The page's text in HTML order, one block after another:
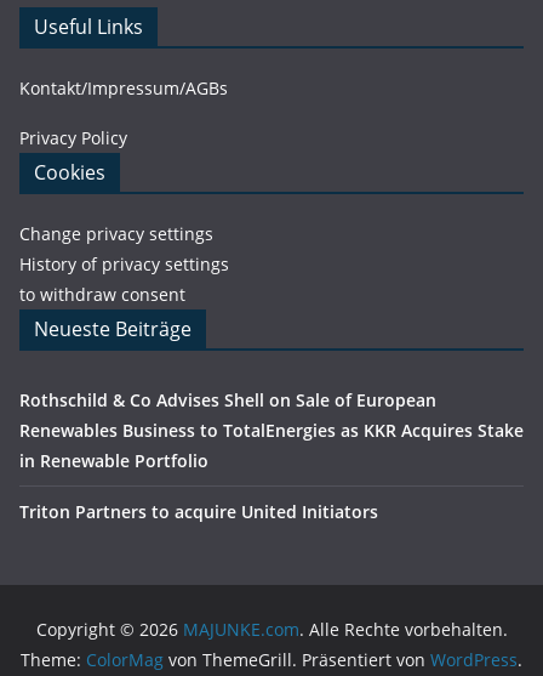
Useful Links
Kontakt/Impressum/AGBs
Privacy Policy
Cookies
Change privacy settings
History of privacy settings
to withdraw consent
Neueste Beiträge
Rothschild & Co Advises Shell on Sale of European
Renewables Business to TotalEnergies as KKR Acquires Stake
in Renewable Portfolio
Triton Partners to acquire United Initiators
Copyright © 2026 MAJUNKE.com. Alle Rechte vorbehalten.
Theme: ColorMag von ThemeGrill. Präsentiert von WordPress.